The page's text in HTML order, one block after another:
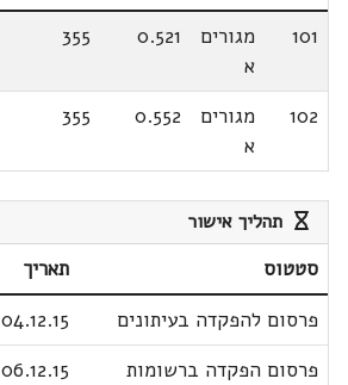
101
מגורים
א
0.521
355
102
מגורים
א
0.552
355
תהליך אישור
סטטוס תאריך
פרסום להפקדה בעיתונים
04.12.15
פרסום הפקדה ברשומות
06.12.15